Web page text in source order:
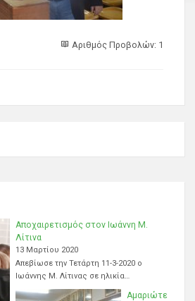
Αριθμός Προβολών: 1
Αποχαιρετισμός στον Ιωάννη Μ.
Λίτινα
13 Μαρτίου 2020
Απεβίωσε την Τετάρτη 11-3-2020 ο
Ιωάννης Μ. Λίτινας σε ηλικία…
Αμαριώτε